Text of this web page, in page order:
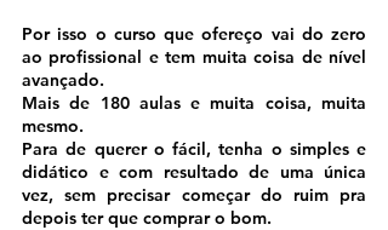
Por isso o curso que ofereço vai do zero
ao profissional e tem muita coisa de nível
avançado.
Mais de 180 aulas e muita coisa, muita
mesmo.
Para de querer o fácil, tenha o simples e
didático e com resultado de uma única
vez, sem precisar começar do ruim pra
depois ter que comprar o bom.